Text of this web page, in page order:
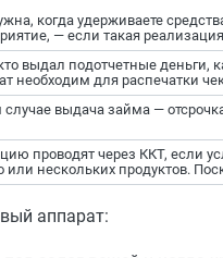
когда удерживаете
— если такая
выдал подотчетные деньги,
необходим для распечатки
случае выдача займа —
проводят через ККТ, если
или нескольких продуктов.
аппарат: